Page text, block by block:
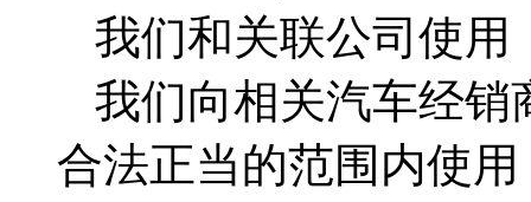
我们和关联公司使用
我们向相关汽车经销
合法正当的范围内使用